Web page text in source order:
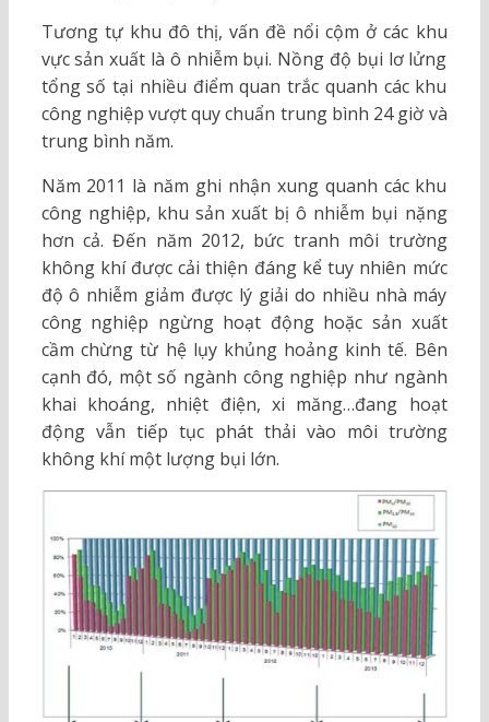
Tương tự khu đô thị, vấn đề nổi cộm ở các khu
vực sản xuất là ô nhiễm bụi. Nồng độ bụi lơ lửng
tổng số tại nhiều điểm quan trắc quanh các khu
công nghiệp vượt quy chuẩn trung bình 24 giờ và
trung bình năm.
Năm 2011 là năm ghi nhận xung quanh các khu
công nghiệp, khu sản xuất bị ô nhiễm bụi nặng
hơn cả. Đến năm 2012, bức tranh môi trường
không khí được cải thiện đáng kể tuy nhiên mức
độ ô nhiễm giảm được lý giải do nhiều nhà máy
công nghiệp ngừng hoạt động hoặc sản xuất
cầm chừng từ hệ lụy khủng hoảng kinh tế. Bên
cạnh đó, một số ngành công nghiệp như ngành
khai khoáng, nhiệt điện, xi măng…đang hoạt
động vẫn tiếp tục phát thải vào môi trường
không khí một lượng bụi lớn.